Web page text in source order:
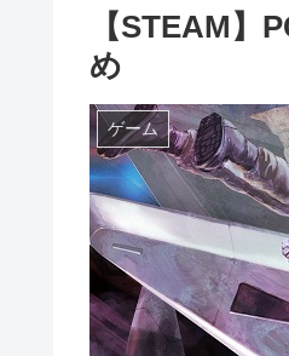
【STEAM
め
ゲーム